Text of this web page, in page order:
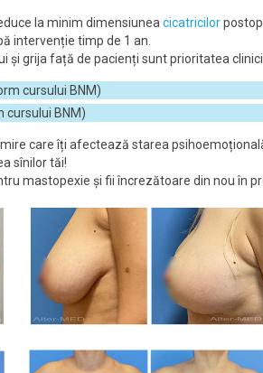
la minim dimensiunea cicatricilor
intervenție timp de 1 an.
și grija față de pacienți sunt prioritatea
cursului BNM)
cursului BNM)
care îți afectează starea
sînilor tăi!
mastopexie și fii încrezătoare din nou în